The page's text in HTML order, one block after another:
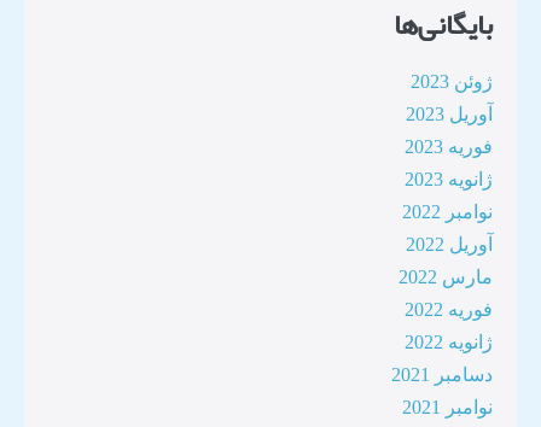
بایگانی‌ها
ژوئن 2023
آوریل 2023
فوریه 2023
ژانویه 2023
نوامبر 2022
آوریل 2022
مارس 2022
فوریه 2022
ژانویه 2022
دسامبر 2021
نوامبر 2021